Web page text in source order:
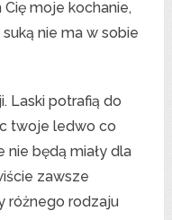
moje kochanie,
nie ma w sobie
Laski potrafią do
twoje ledwo co
nie będą miały dla
zawsze
różnego rodzaju